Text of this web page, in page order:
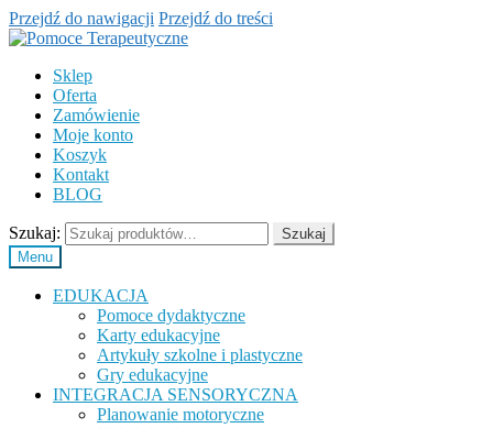
Przejdź do nawigacji Przejdź do treści
Sklep
Oferta
Zamówienie
Moje konto
Koszyk
Kontakt
BLOG
Szukaj:
Szukaj
Menu
EDUKACJA
Pomoce dydaktyczne
Karty edukacyjne
Artykuły szkolne i plastyczne
Gry edukacyjne
INTEGRACJA SENSORYCZNA
Planowanie motoryczne